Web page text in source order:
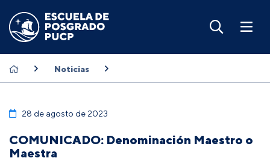
Noticias
28 de agosto de 2023
COMUNICADO: Denominación Maestro o
Maestra